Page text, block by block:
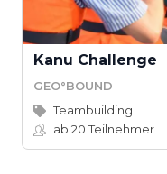
Kanu Challenge
GEO°BOUND
Teambuilding
ab 20Teilnehmer